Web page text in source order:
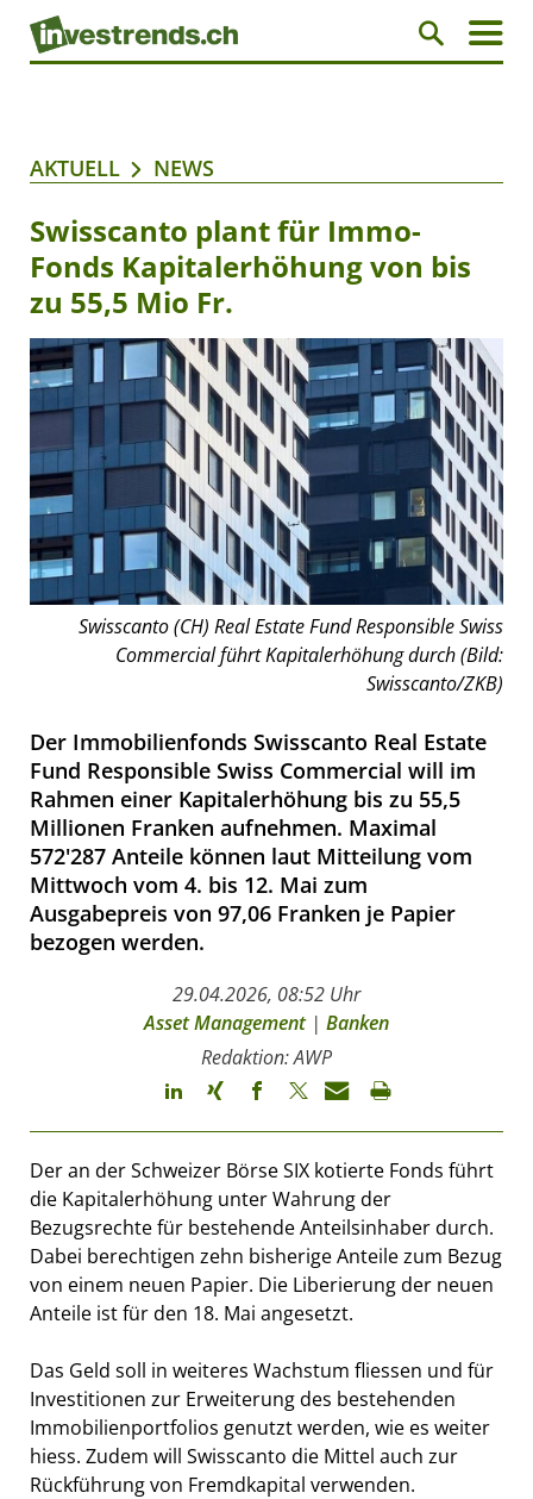
AKTUELL NEWS
Swisscanto plant für Immo-
Fonds Kapitalerhöhung von bis
zu 55,5 Mio Fr.
Swisscanto (CH) Real Estate Fund Responsible Swiss
Commercial führt Kapitalerhöhung durch (Bild:
Swisscanto/ZKB)
Der Immobilienfonds Swisscanto Real Estate
Fund Responsible Swiss Commercial will im
Rahmen einer Kapitalerhöhung bis zu 55,5
Millionen Franken aufnehmen. Maximal
572'287 Anteile können laut Mitteilung vom
Mittwoch vom 4. bis 12. Mai zum
Ausgabepreis von 97,06 Franken je Papier
bezogen werden.
29.04.2026, 08:52 Uhr
Asset Management| Banken
Redaktion: AWP
Der an der Schweizer Börse SIX kotierte Fonds führt
die Kapitalerhöhung unter Wahrung der
Bezugsrechte für bestehende Anteilsinhaber durch.
Dabei berechtigen zehn bisherige Anteile zum Bezug
von einem neuen Papier. Die Liberierung der neuen
Anteile ist für den 18. Mai angesetzt.
Das Geld soll in weiteres Wachstum fliessen und für
Investitionen zur Erweiterung des bestehenden
Immobilienportfolios genutzt werden, wie es weiter
hiess. Zudem will Swisscanto die Mittel auch zur
Rückführung von Fremdkapital verwenden.